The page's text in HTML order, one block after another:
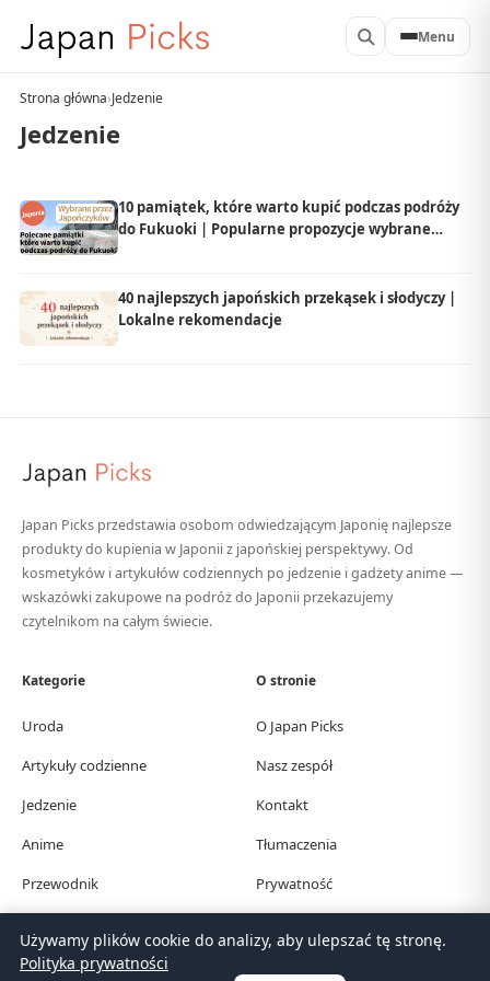
Menu
Strona główna›Jedzenie
Jedzenie
10 pamiątek, które warto kupić podczas podróży
do Fukuoki | Popularne propozycje wybrane
40 najlepszych japońskich przekąsek i słodyczy |
Lokalne rekomendacje
Japan Picks przedstawia osobom odwiedzającym Japonię najlepsze
produkty do kupienia w Japonii z japońskiej perspektywy. Od
kosmetyków i artykułów codziennych po jedzenie i gadżety anime —
wskazówki zakupowe na podróż do Japonii przekazujemy
czytelnikom na całym świecie.
Kategorie
Uroda
Artykuły codzienne
Jedzenie
Anime
Przewodnik
O stronie
O Japan Picks
Nasz zespół
Kontakt
Tłumaczenia
Prywatność
© Japan Picks. All Rights Reserved.
Używamy plików cookie do analizy, aby ulepszać tę stronę.
Polityka prywatności